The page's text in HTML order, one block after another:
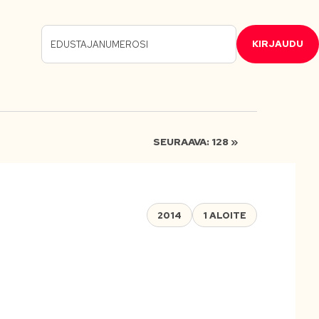
KIRJAUDU
SEURAAVA: 128 »
2014 1 ALOITE